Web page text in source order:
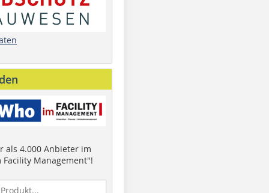
als 4.000 Anbieter im
Facility Management"!